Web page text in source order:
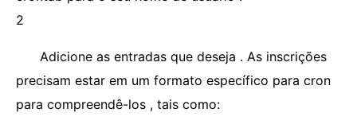
2
Adicione as entradas que deseja . As inscrições
precisam estar em um formato específico para cron
para compreendê-los , tais como: